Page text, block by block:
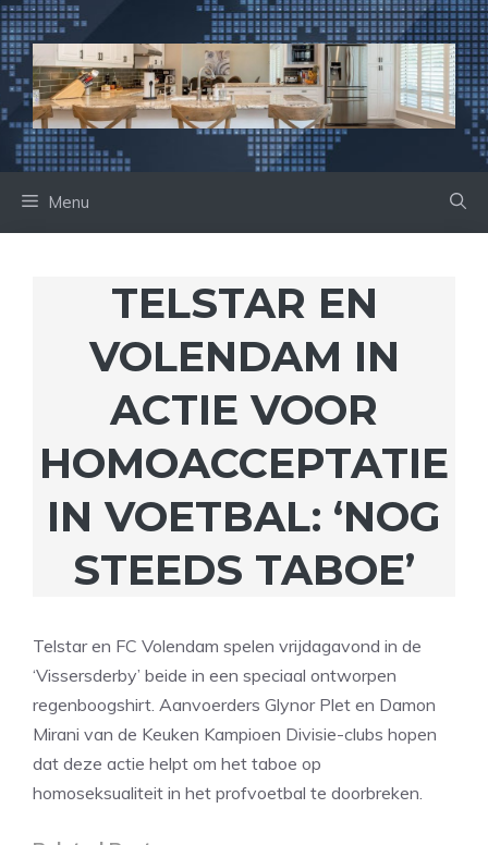
Ga
naar
de
inhoud
Menu
TELSTAR EN
VOLENDAM IN
ACTIE VOOR
HOMOACCEPTATIE
IN VOETBAL: ‘NOG
STEEDS TABOE’
Telstar en FC Volendam spelen vrijdagavond in de
‘Vissersderby’ beide in een speciaal ontworpen
regenboogshirt. Aanvoerders Glynor Plet en Damon
Mirani van de Keuken Kampioen Divisie-clubs hopen
dat deze actie helpt om het taboe op
homoseksualiteit in het profvoetbal te doorbreken.